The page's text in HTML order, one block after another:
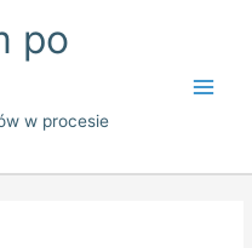
po
w procesie